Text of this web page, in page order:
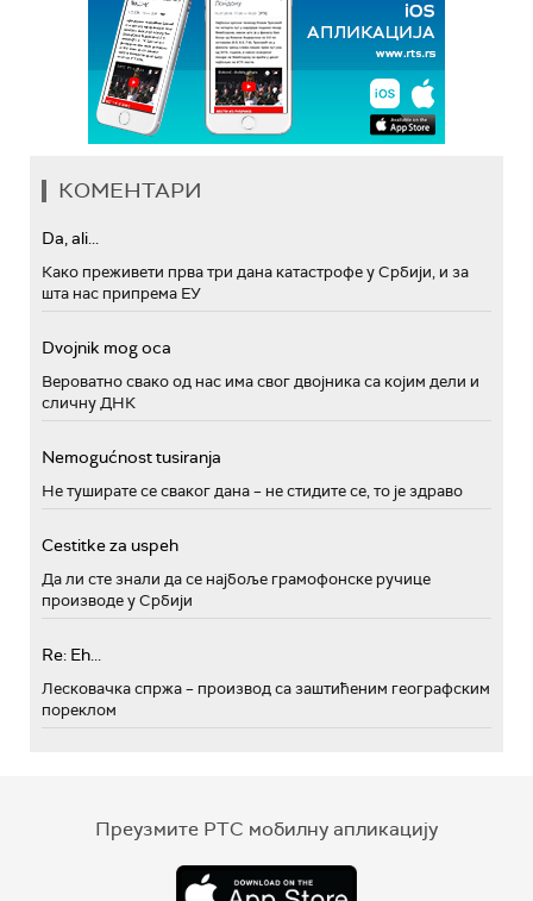
КОМЕНТАРИ
Da, ali...
Како преживети прва три дана катастрофе у Србији, и за
шта нас припрема ЕУ
Dvojnik mog oca
Вероватно свако од нас има свог двојника са којим дели и
сличну ДНК
Nemogućnost tusiranja
Не туширате се сваког дана – не стидите се, то је здраво
Cestitke za uspeh
Да ли сте знали да се најбоље грамофонске ручице
производе у Србији
Re: Eh...
Лесковачка спржа – производ са заштићеним географским
пореклом
Преузмите РТС мобилну апликацију